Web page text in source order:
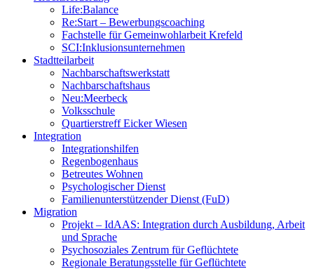
Life:Balance
Re:Start – Bewerbungscoaching
Fachstelle für Gemeinwohlarbeit Krefeld
SCI:Inklusionsunternehmen
Stadtteilarbeit
Nachbarschaftswerkstatt
Nachbarschaftshaus
Neu:Meerbeck
Volksschule
Quartierstreff Eicker Wiesen
Integration
Integrationshilfen
Regenbogenhaus
Betreutes Wohnen
Psychologischer Dienst
Familienunterstützender Dienst (FuD)
Migration
Projekt – IdAAS: Integration durch Ausbildung, Arbeit
und Sprache
Psychosoziales Zentrum für Geflüchtete
Regionale Beratungsstelle für Geflüchtete